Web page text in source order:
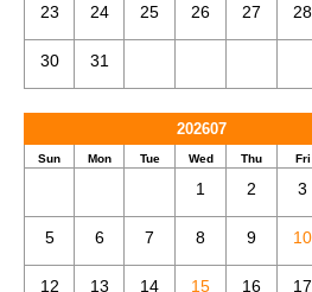
23 24 25 26 27 28
30 31
202607
Sun Mon Tue Wed Thu Fri
1 2 3
5 6 7 8 9 10
12 13 14 15 16 17